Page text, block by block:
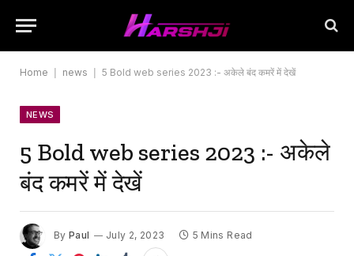
Home news 5 Bold web series 2023 :- अकेले बंद कमरें में देखें
NEWS
5 Bold web series 2023 :- अकेले
बंद कमरें में देखें
By Paul July 2, 2023 5 Mins Read